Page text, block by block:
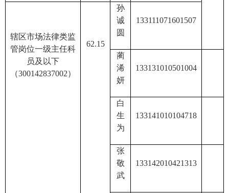
辖区市场法律类监
管岗位一级主任科
员及以下
（300142837002）
62.15
孙
诚
圆
133111071601507
蔺
浠
妍
133131010501004
白
生
为
133141010104718
张
敬
武
133142010421313